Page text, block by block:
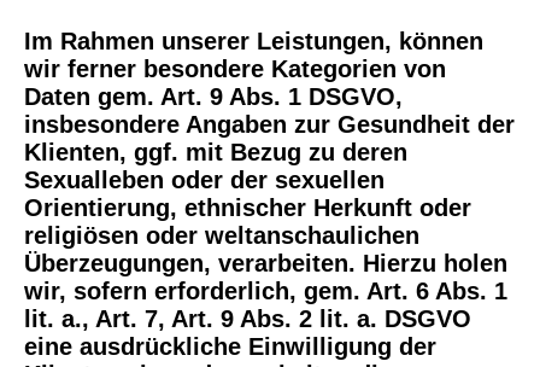
Im Rahmen unserer Leistungen, können
wir ferner besondere Kategorien von
Daten gem. Art. 9 Abs. 1 DSGVO,
insbesondere Angaben zur Gesundheit der
Klienten, ggf. mit Bezug zu deren
Sexualleben oder der sexuellen
Orientierung, ethnischer Herkunft oder
religiösen oder weltanschaulichen
Überzeugungen, verarbeiten. Hierzu holen
wir, sofern erforderlich, gem. Art. 6 Abs. 1
lit. a., Art. 7, Art. 9 Abs. 2 lit. a. DSGVO
eine ausdrückliche Einwilligung der